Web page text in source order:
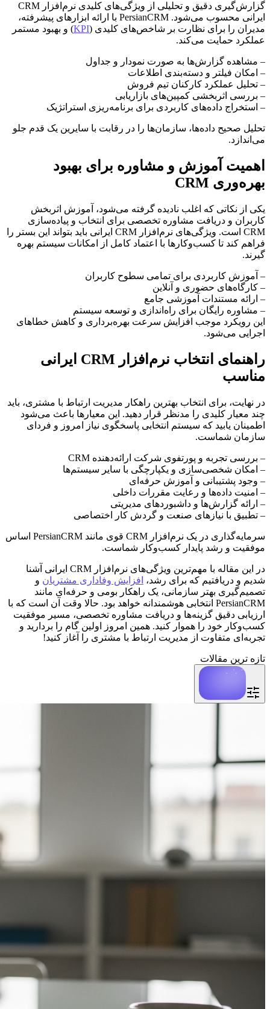
گزارش‌گیری دقیق و تحلیلی از ویژگی‌های کلیدی نرم‌افزار CRM
ایرانی محسوب می‌شود. PersianCRM با ارائه ابزارهای پیشرفته،
مدیران را برای نظارت بر شاخص‌های کلیدی (KPI) و بهبود مستمر
عملکرد حمایت می‌کند.
– مشاهده گزارش‌ها به صورت نمودار و جداول
– امکان فیلتر و دسته‌بندی اطلاعات
– تحلیل عملکرد کارکنان تیم فروش
– بررسی اثربخشی کمپین‌های بازاریابی
– استخراج داده‌های کاربردی برای برنامه‌ریزی استراتژیک
تحلیل صحیح داده‌ها، سازمان‌ها را در رقابت با سایرین یک قدم جلو
می‌اندازد.
اهمیت آموزش و مشاوره برای بهبود
بهره‌وری CRM
یکی از نکاتی که اغلب نادیده گرفته می‌شود، آموزش اثربخش
کاربران و دریافت مشاوره تخصصی برای انتخاب و پیاده‌سازی
CRM است. ویژگی‌های نرم‌افزار CRM ایرانی باید بتواند این بستر را
فراهم کند تا کسب‌وکارها با اعتماد کامل از امکانات سیستم بهره
گیرند.
– آموزش کاربردی برای تمامی سطوح کاربران
– کارگاه‌های حضوری و آنلاین
– ارائه مستندات آموزشی جامع
– مشاوره رایگان برای راه‌اندازی و توسعه سیستم
این رویکرد موجب افزایش سرعت بهره‌برداری و کاهش خطاهای
اجرایی می‌شود.
راهنمای انتخاب نرم‌افزار CRM ایرانی
مناسب
در نهایت، برای انتخاب بهترین راهکار مدیریت ارتباط با مشتری، باید
چند معیار کلیدی را مدنظر قرار دهید. این معیارها باعث می‌شود
اطمینان یابید که سیستم انتخابی پاسخگوی نیاز امروز و فردای
سازمان شماست.
– بررسی تجربه و پورتفوی شرکت ارائه‌دهنده CRM
– امکان شخصی‌سازی و یکپارچگی با سایر سیستم‌ها
– وجود پشتیبانی و آموزش حرفه‌ای
– امنیت داده‌ها و رعایت مقررات داخلی
– ارائه گزارش‌ها و داشبوردهای مدیریتی
– تطبیق با نیازهای صنعت و گردش کار اختصاصی
سرمایه‌گذاری در یک نرم‌افزار CRM قوی مانند PersianCRM اساس
موفقیت و رشد پایدار کسب‌وکار شماست.
در این مقاله با مهم‌ترین ویژگی‌های نرم‌افزار CRM ایرانی آشنا
شدیم و دریافتیم که برای رشد، افزایش وفاداری مشتریان و
تصمیم‌گیری بهتر سازمانی، یک راهکار بومی و حرفه‌ای مانند
PersianCRM انتخابی هوشمندانه خواهد بود. حالا وقت آن است که با
ارزیابی دقیق گزینه‌ها و دریافت مشاوره تخصصی، مسیر موفقیت
کسب‌وکار خود را هموار کنید. همین امروز اولین گام را بردارید و
تجربه‌ای متفاوت از مدیریت ارتباط با مشتری را آغاز کنید!
تازه ترین مقالات